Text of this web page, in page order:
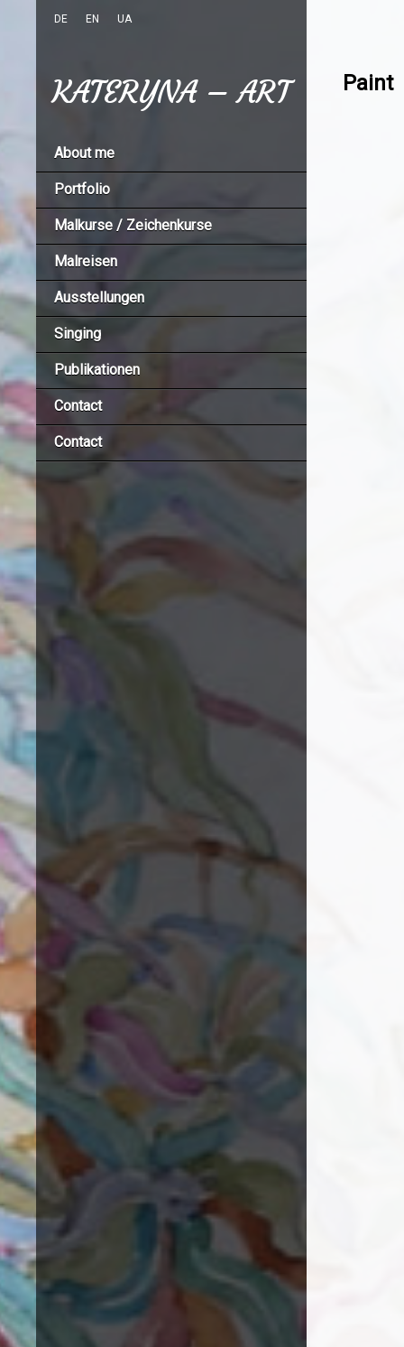
DE EN UA
KATERYNA – ART
About me
Portfolio
Malkurse / Zeichenkurse
Malreisen
Ausstellungen
Singing
Publikationen
Contact
Contact
Paint